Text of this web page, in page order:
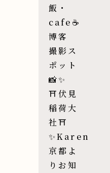
飯・
cafe☕️
博客
撮影ス
ポット
📸✨
⛩伏見
稲荷大
社⛩
✨Karen
京都よ
りお知